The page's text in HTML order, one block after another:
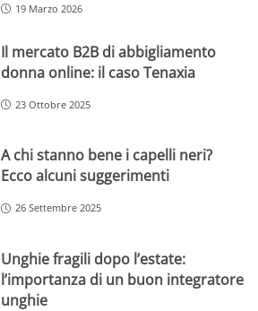
19 Marzo 2026
Il mercato B2B di abbigliamento
donna online: il caso Tenaxia
23 Ottobre 2025
A chi stanno bene i capelli neri?
Ecco alcuni suggerimenti
26 Settembre 2025
Unghie fragili dopo l’estate:
l’importanza di un buon integratore
unghie